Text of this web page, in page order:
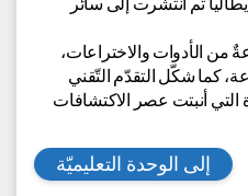
النهضة.
استمرت تقريبًا من
السابع عشر.كانت بدايتها
ثم انتشرت إلى سائر